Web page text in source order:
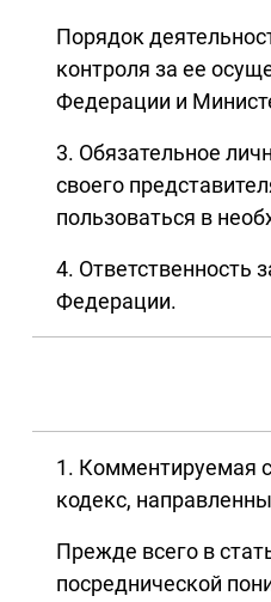
Порядок
контроля за ее
Федерации и
3. Обязательное
своего
пользоваться в
4. Ответственность
Федерации.
1. Комментируемая
кодекс,
Прежде всего в
посреднической